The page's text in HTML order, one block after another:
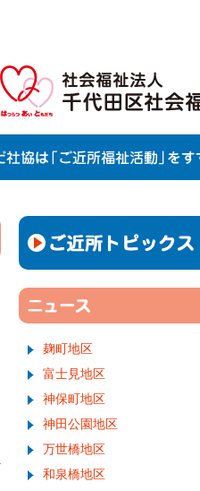
麹町地区
富士見地区
神保町地区
神田公園地区
万世橋地区
和泉橋地区